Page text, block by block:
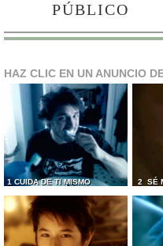
PÚBLICO
HAZ CLIC EN UN ANUNCIO
1 CUIDA DE TI MISMO 2 SÉ